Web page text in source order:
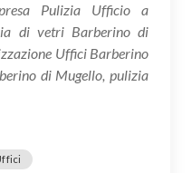
Pulizia Ufficio a
di vetri Barberino di
Uffici Barberino
di Mugello, pulizia